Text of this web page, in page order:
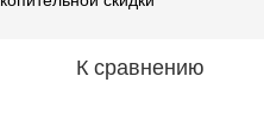
К сравнению